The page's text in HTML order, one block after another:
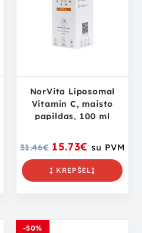
NorVita Liposomal
Vitamin C, maisto
papildas, 100 ml
31.46€ 15.73€ su PVM
Į KREPŠELĮ
-50%